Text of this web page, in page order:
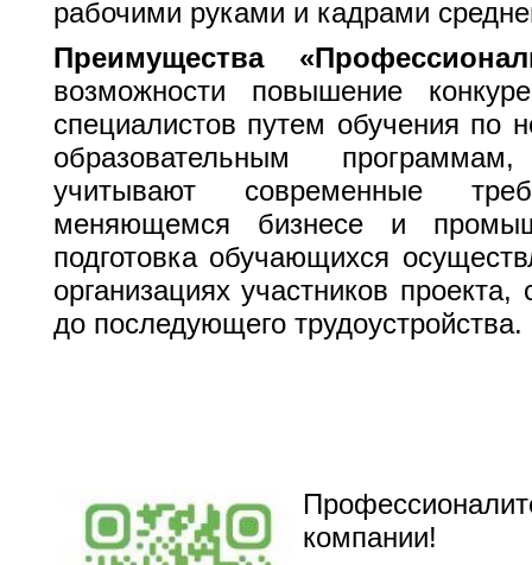
рабочими руками и кадрами
Преимущества
возможности повышение
специалистов путем обучения по
образовательным
учитывают современные
меняющемся бизнесе и
подготовка обучающихся
организациях участников
до последующего трудоустройства.
компании!